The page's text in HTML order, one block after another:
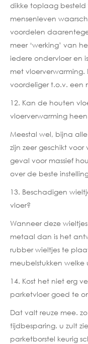
dikke toplaag
mensenleven
voordelen
meer ‘werking’ van
iedere ondervloer en
met vloerverwarming.
voordeliger t.o.v. een
12. Kan de houten
vloerverwarming
Meestal wel, bijna
zijn zeer geschikt
geval voor massief
over de beste
13. Beschadigen
vloer?
Wanneer deze
metaal dan is het
rubber wieltjes te
meubelstukken
14. Kost het niet erg
parketvloer goed te
Dat valt reuze mee.
tijdbesparing. u zult
parketborstel keurig